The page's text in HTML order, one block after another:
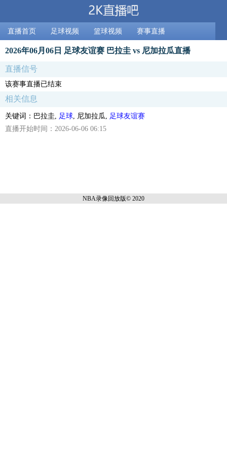
直播首页 足球视频 篮球视频 赛事直播
2026年06月06日 足球友谊赛 巴拉圭 vs 尼加拉瓜直播
直播信号
该赛事直播已结束
相关信息
关键词：巴拉圭, 足球 , 尼加拉瓜,
足球友谊赛
直播开始时间：2026-06-06 06:15
NBA录像回放版© 2020